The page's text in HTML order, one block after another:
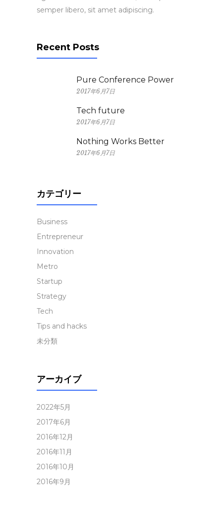
semper libero, sit amet adipiscing.
Recent Posts
Pure Conference Power
2017年6月7日
Tech future
2017年6月7日
Nothing Works Better
2017年6月7日
カテゴリー
Business
Entrepreneur
Innovation
Metro
Startup
Strategy
Tech
Tips and hacks
未分類
アーカイブ
2022年5月
2017年6月
2016年12月
2016年11月
2016年10月
2016年9月